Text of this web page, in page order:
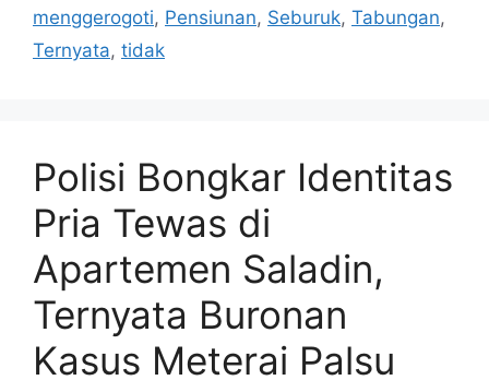
menggerogoti, Pensiunan, Seburuk, Tabungan,
Ternyata, tidak
Polisi Bongkar Identitas
Pria Tewas di
Apartemen Saladin,
Ternyata Buronan
Kasus Meterai Palsu